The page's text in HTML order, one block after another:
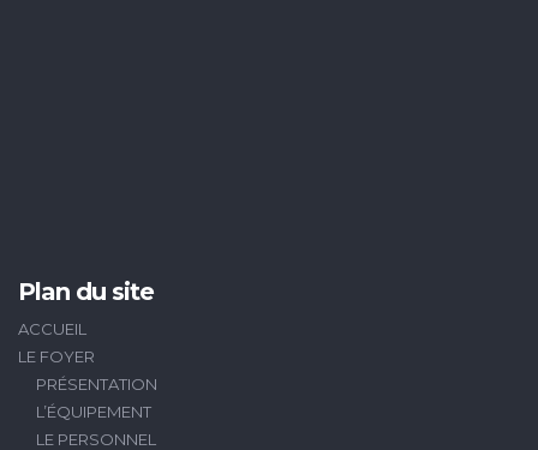
Plan du site
ACCUEIL
LE FOYER
PRÉSENTATION
L’ÉQUIPEMENT
LE PERSONNEL